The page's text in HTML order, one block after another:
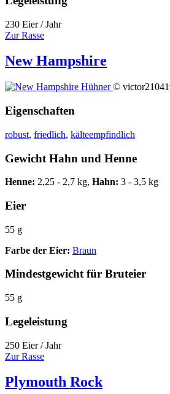
230 Eier / Jahr
Zur Rasse
New Hampshire
©
Eigenschaften
robust, friedlich, kälteempfindlich
Gewicht Hahn und Henne
Henne: 2,25 - 2,7 kg, Hahn: 3 - 3,5 kg
Eier
55 g
Farbe der Eier: Braun
Mindestgewicht für Bruteier
55 g
Legeleistung
250 Eier / Jahr
Zur Rasse
Plymouth Rock